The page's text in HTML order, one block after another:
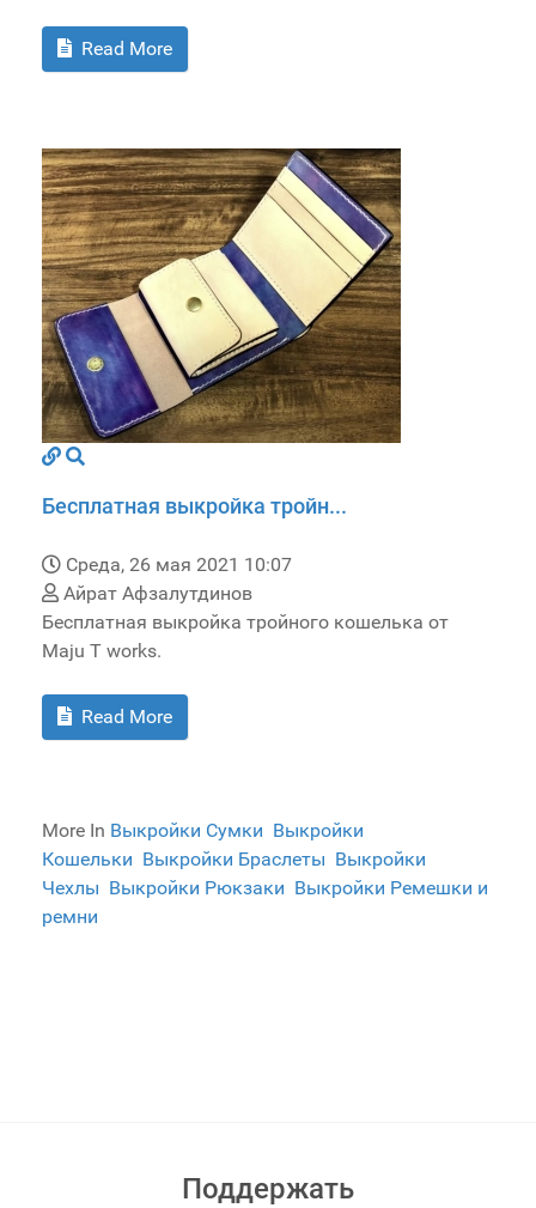
Read More
Бесплатная выкройка тройн...
Среда, 26 мая 2021 10:07
Айрат Афзалутдинов
Бесплатная выкройка тройного кошелька от
Maju T works.
Read More
More In Выкройки Сумки Выкройки
Кошельки Выкройки Браслеты Выкройки
Чехлы Выкройки Рюкзаки Выкройки Ремешки и
ремни
Поддержать